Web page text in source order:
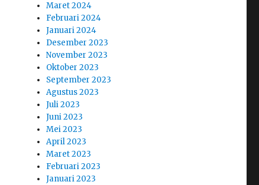
Maret 2024
Februari 2024
Januari 2024
Desember 2023
November 2023
Oktober 2023
September 2023
Agustus 2023
Juli 2023
Juni 2023
Mei 2023
April 2023
Maret 2023
Februari 2023
Januari 2023